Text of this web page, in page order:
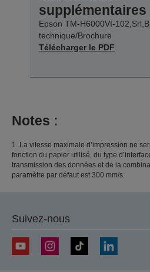
supplémentaires
Epson TM-H6000VI-
technique/Brochure
Télécharger le PDF
Notes :
1. La vitesse maximale d’impression ne
fonction du papier utilisé, du type
transmission des données et de la
paramètre par défaut est 300 mm/s.
Suivez-nous